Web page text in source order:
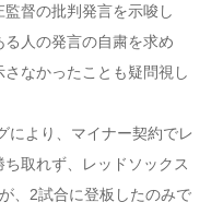
督の批判発言を示唆し
人の発言の自粛を求め
なかったことも疑問視し
より、マイナー契約でレ
取れず、レッドソックス
、2試合に登板したのみで